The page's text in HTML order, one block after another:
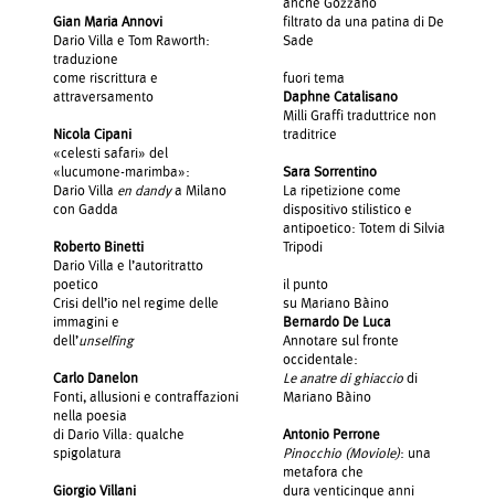
Gian Maria Annovi
Dario Villa e Tom Raworth:
traduzione
come riscrittura e
attraversamento
Nicola Cipani
«celesti safari» del
«lucumone-marimba»:
Dario Villa en dandya Milano
con Gadda
Roberto Binetti
Dario Villa e l’autoritratto
poetico
Crisi dell’io nel regime delle
immagini e
dell’unselfing
Carlo Danelon
Fonti, allusioni e contraffazioni
nella poesia
di Dario Villa: qualche
spigolatura
Giorgio Villani
filtrato da una patina di De
Sade
fuori tema
Daphne Catalisano
Milli Graffi traduttrice non
traditrice
Sara Sorrentino
La ripetizione come
dispositivo stilistico e
antipoetico: Totem di Silvia
Tripodi
il punto
su Mariano Bàino
Bernardo De Luca
Annotare sul fronte
occidentale:
Le anatre di ghiaccio di
Mariano Bàino
Antonio Perrone
Pinocchio (Moviole): una
metafora che
dura venticinque anni